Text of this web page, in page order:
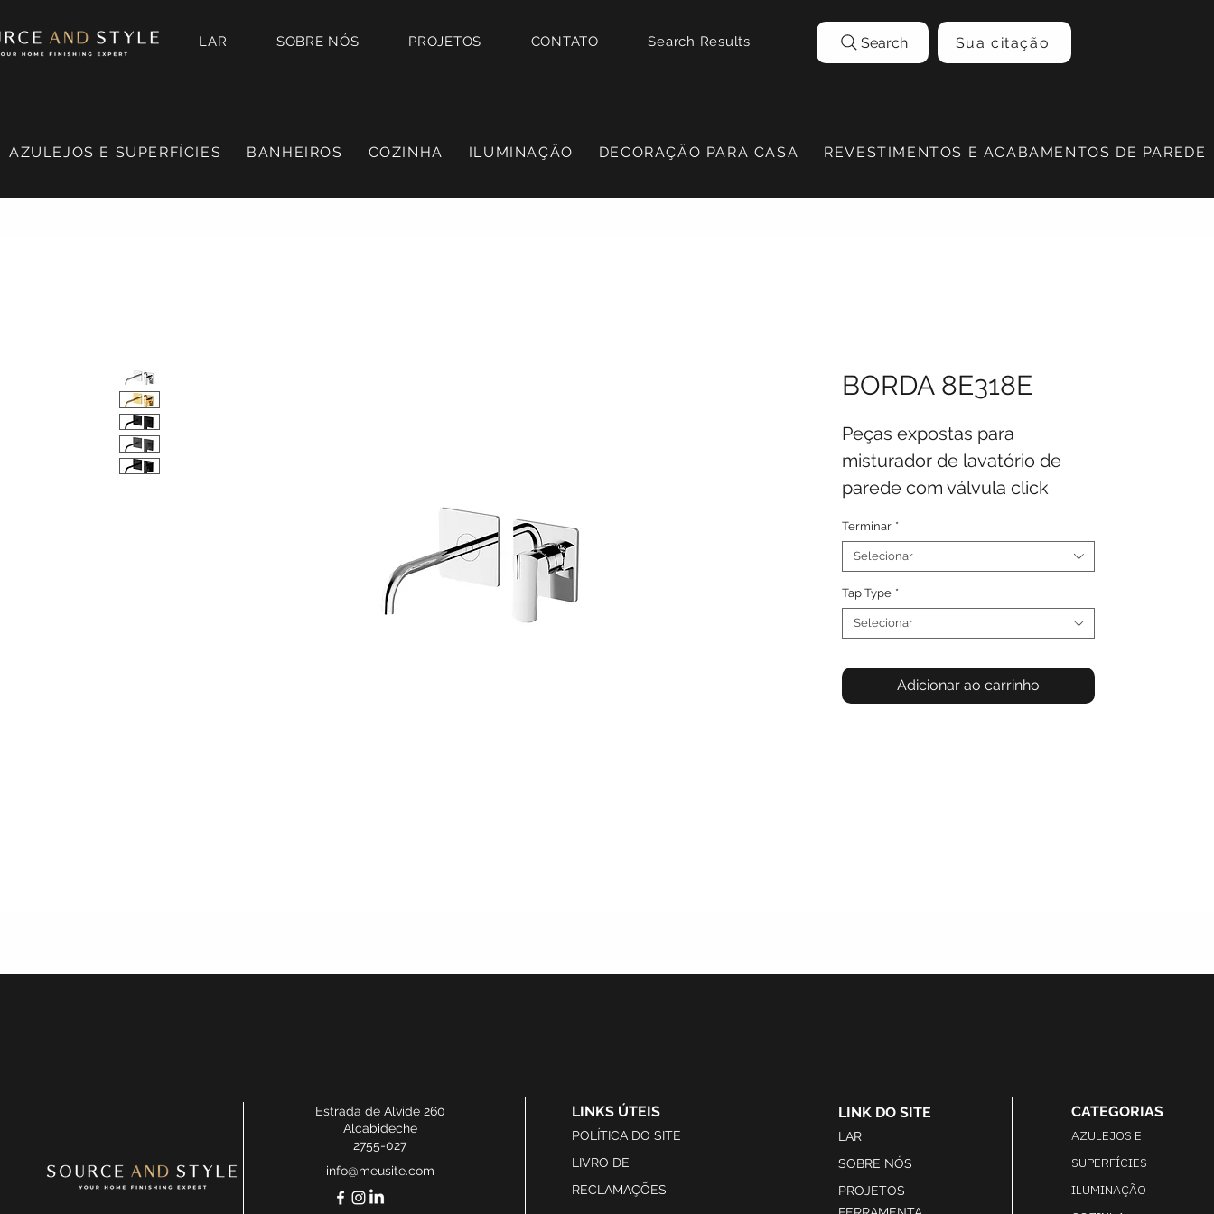
LAR SOBRE NÓS PROJETOS CONTATO Search Results Search Sua citação
AZULEJOS E SUPERFÍCIES BANHEIROS COZINHA ILUMINAÇÃO DECORAÇÃO PARA CASA REVESTIMENTOS E ACABAMENTOS DE PAREDE
BORDA 8E318E
Peças expostas para
misturador de lavatório de
parede com válvula click
Terminar *
Selecionar
Tap Type *
Selecionar
Adicionar ao carrinho
Estrada de Alvide 260
Alcabideche
2755-027
info@meusite.com
LINKS ÚTEIS
POLÍTICA DO SITE
LIVRO DE
RECLAMAÇÕES
LINK DO SITE
LAR
SOBRE NÓS
PROJETOS
CATEGORIAS
AZULEJOS E
SUPERFÍCIES
ILUMINAÇÃO